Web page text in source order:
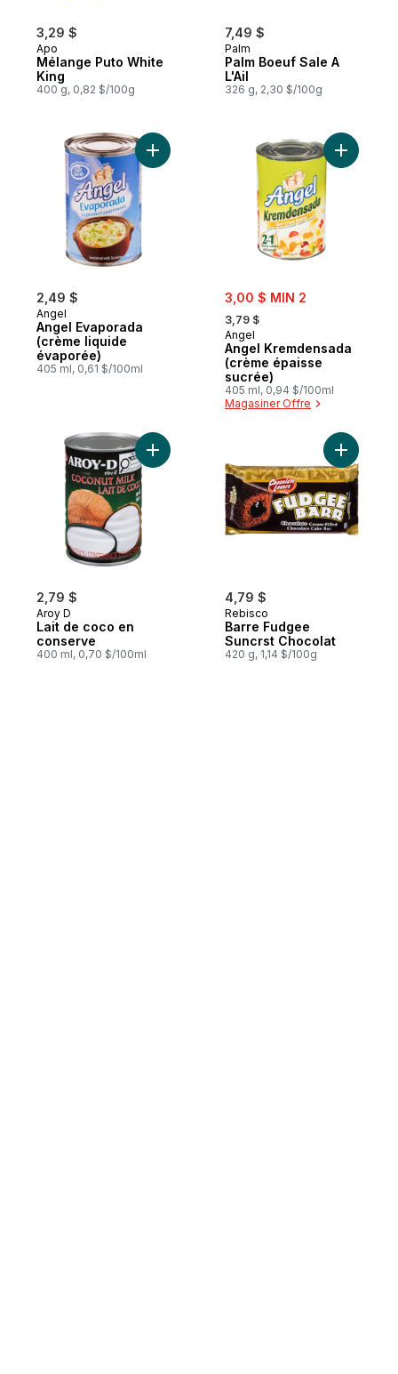
3,29 $
Apo
Mélange Puto White
King
400 g, 0,82 $/100g
7,49 $
Palm
Palm Boeuf Sale A
L'Ail
326 g, 2,30 $/100g
2,49 $
Angel
Angel Evaporada
(crème liquide
évaporée)
405 ml, 0,61 $/100ml
Ajouter Angel Evaporada (crème liquide
sale:
3,00 $ MIN 2
, formerly:
3,79 $
Angel
Angel Kremdensada
(crème épaisse
sucrée)
405 ml, 0,94 $/100ml
Magasiner Offre
Ajouter
2,79 $
Aroy D
Lait de coco en
conserve
400 ml, 0,70 $/100ml
Ajouter Lait de coco en conserve au
4,79 $
Rebisco
Barre Fudgee
Suncrst Chocolat
420 g, 1,14 $/100g
Ajouter